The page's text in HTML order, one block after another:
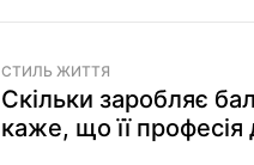
СТИЛЬ ЖИТТЯ
Скільки заробляє
каже, що її професія